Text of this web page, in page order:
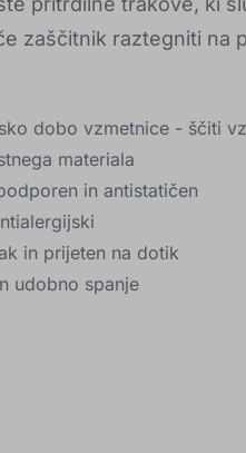
zaščitnik raztegniti na
dobo vzmetnice - ščiti
materiala
in antistatičen
in prijeten na dotik
udobno spanje